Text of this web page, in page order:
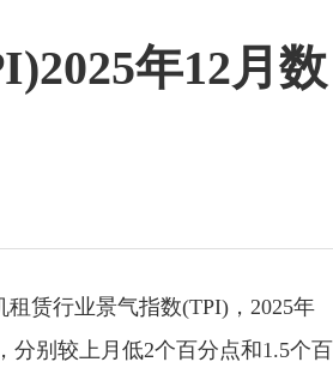
年12月数
赁行业景气指数(TPI)，2025年
分别较上月低2个百分点和1.5个百